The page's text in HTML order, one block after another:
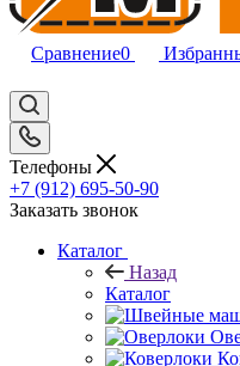
Сравнение0
Телефоны
+7 (912) 695-50-90
Заказать звонок
Каталог
Назад
Каталог